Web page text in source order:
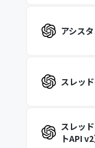
アシス
スレッ
スレッ
トAPI v2